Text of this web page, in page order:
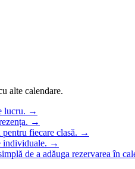
alte calendare.
lucru. →
→
fiecare clasă. →
individuale. →
de a adăuga rezervarea în